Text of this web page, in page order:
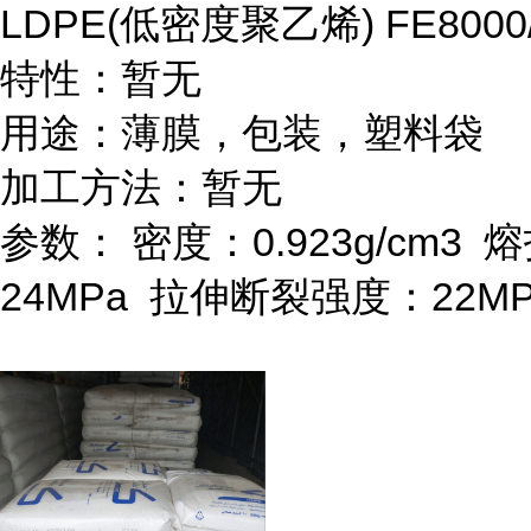
LDPE(低密度聚乙烯)
特性：暂无
用途：薄膜，包装，塑料袋
加工方法：暂无
参数：
密度： 0.923g/cm3
24MPa 拉伸断裂强度：